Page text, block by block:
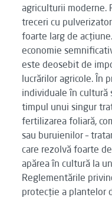
agriculturii moderne.
treceri cu
foarte larg de
economie
este deosebit de
lucrărilor agricole. În
individuale în cultură
timpul unui singur
fertilizarea foliară,
sau buruienilor –
care rezolvă foarte
apărea în cultură la
Reglementările
protecție a plantelor